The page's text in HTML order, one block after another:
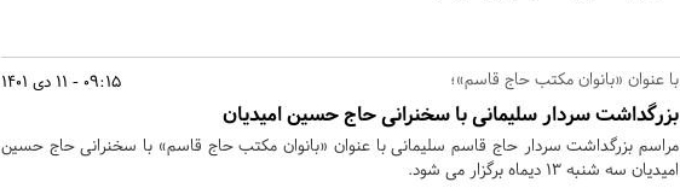
09:15 - 11 دی 1401 با عنوان «بانوان مکتب حاج قاسم»؛
بزرگداشت سردار سلیمانی با سخنرانی حاج حسین امیدیان
مراسم بزرگداشت سردار حاج قاسم سلیمانی با عنوان «بانوان مکتب حاج قاسم» با سخنرانی حاج حسین
امیدیان سه شنبه 13 دیماه برگزار می شود.